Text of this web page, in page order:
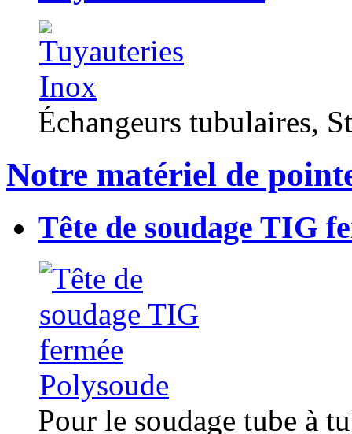
Échangeurs tubulaires,
Notre matériel de
Tête de soudage TIG
Pour le soudage tube à